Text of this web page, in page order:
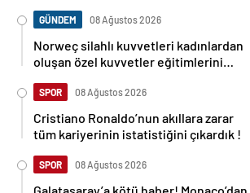
GÜNDEM 08 Ağustos 2026
Norweç silahlı kuvvetleri kadınlardan
oluşan özel kuvvetler eğitimlerini
SPOR 08 Ağustos 2026
Cristiano Ronaldo’nun akıllara zarar
tüm kariyerinin istatistiğini çıkardık !
SPOR 08 Ağustos 2026